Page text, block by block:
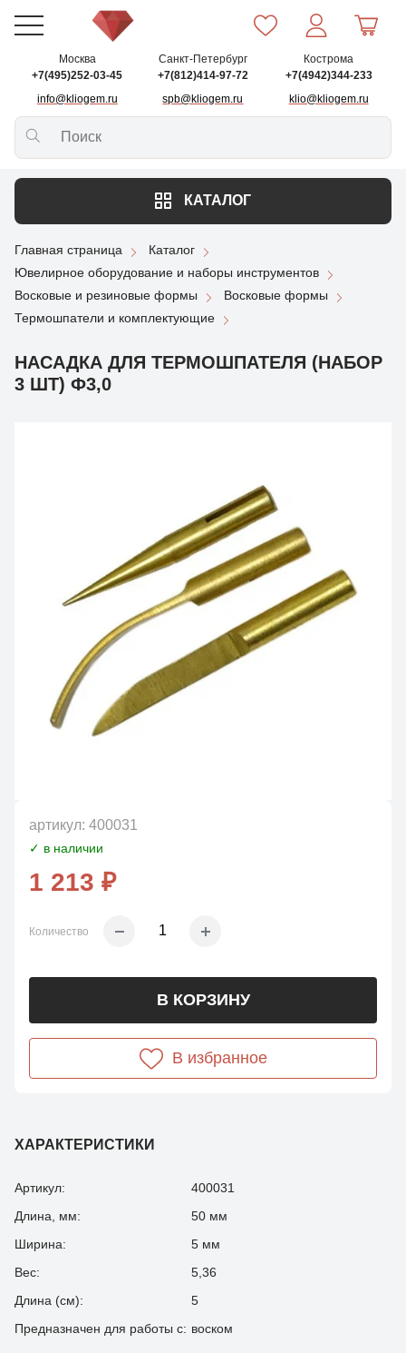
Москва
+7(495)252-03-45
info@kliogem.ru
Санкт-Петербург
+7(812)414-97-72
spb@kliogem.ru
Кострома
+7(4942)344-233
klio@kliogem.ru
КАТАЛОГ
Главная страница
Каталог
Ювелирное оборудование и наборы инструментов
Восковые и резиновые формы
Восковые формы
Термошпатели и комплектующие
НАСАДКА ДЛЯ ТЕРМОШПАТЕЛЯ (НАБОР
3 ШТ) Ф3,0
ХАРАКТЕРИСТИКИ
Артикул:
400031
Длина, мм:
50 мм
Ширина:
5 мм
Вес:
5,36
Длина (см):
5
Предназначен для работы с: воском
артикул: 400031
✓ в наличии
1 213 ₽
Количество
В КОРЗИНУ
В избранное